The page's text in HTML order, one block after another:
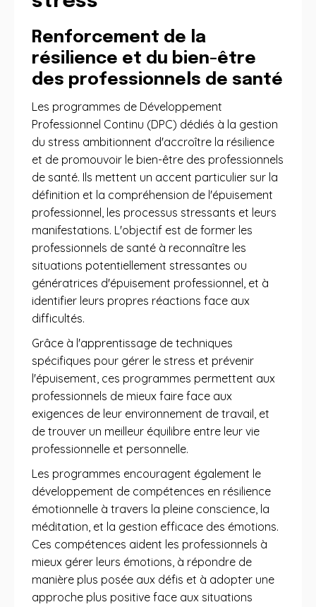
Renforcement de la
résilience et du bien-être
des professionnels de santé
Les programmes de Développement
Professionnel Continu (DPC) dédiés à la gestion
du stress ambitionnent d'accroître la résilience
et de promouvoir le bien-être des professionnels
de santé. Ils mettent un accent particulier sur la
définition et la compréhension de l'épuisement
professionnel, les processus stressants et leurs
manifestations. L'objectif est de former les
professionnels de santé à reconnaître les
situations potentiellement stressantes ou
génératrices d'épuisement professionnel, et à
identifier leurs propres réactions face aux
difficultés.
Grâce à l'apprentissage de techniques
spécifiques pour gérer le stress et prévenir
l'épuisement, ces programmes permettent aux
professionnels de mieux faire face aux
exigences de leur environnement de travail, et
de trouver un meilleur équilibre entre leur vie
professionnelle et personnelle.
Les programmes encouragent également le
développement de compétences en résilience
émotionnelle à travers la pleine conscience, la
méditation, et la gestion efficace des émotions.
Ces compétences aident les professionnels à
mieux gérer leurs émotions, à répondre de
manière plus posée aux défis et à adopter une
approche plus positive face aux situations